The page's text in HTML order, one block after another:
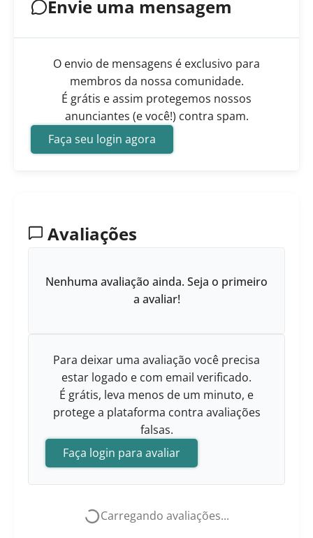
Envie uma mensagem
O envio de mensagens é exclusivo para
membros da nossa comunidade.
É grátis e assim protegemos nossos
anunciantes (e você!) contra spam.
Faça seu login agora
Avaliações
Nenhuma avaliação ainda. Seja o primeiro
a avaliar!
Para deixar uma avaliação você precisa
estar logado e com email verificado.
É grátis, leva menos de um minuto, e
protege a plataforma contra avaliações
falsas.
Faça login para avaliar
Carregando avaliações...